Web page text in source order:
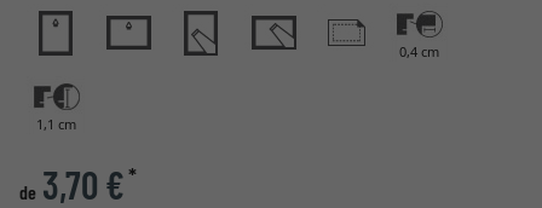
0,4 cm
1,1 cm
de 3,70 €*